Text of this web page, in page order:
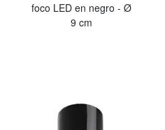
foco LED en negro - Ø
9 cm